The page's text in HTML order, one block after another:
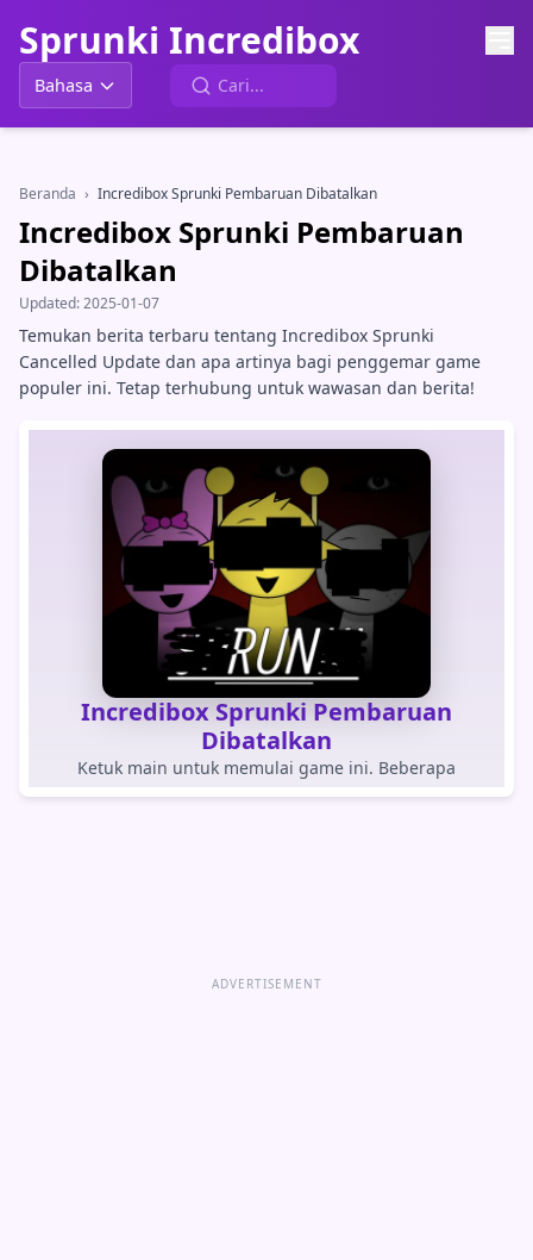
Sprunki Incredibox
Bahasa
Beranda › Incredibox Sprunki Pembaruan Dibatalkan
Incredibox Sprunki Pembaruan
Dibatalkan
Updated:2025-01-07
Temukan berita terbaru tentang Incredibox Sprunki
Cancelled Update dan apa artinya bagi penggemar game
populer ini. Tetap terhubung untuk wawasan dan berita!
Incredibox Sprunki Pembaruan
Dibatalkan
Ketuk main untuk memulai game ini. Beberapa
browser dalam aplikasi memblokir game yang dimuat
ADVERTISEMENT